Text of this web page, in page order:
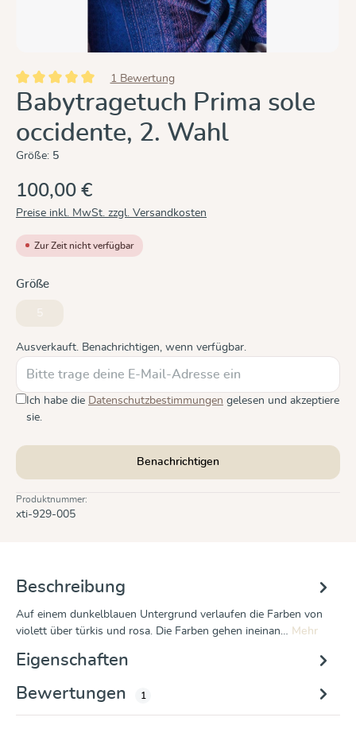
Durchschnittliche Bewertung von 5 von 5 Sternen
1 Bewertung
Babytragetuch Prima sole
occidente, 2. Wahl
Größe: 5
100,00 €
Preise inkl. MwSt. zzgl. Versandkosten
Zur Zeit nicht verfügbar
Größeauswählen
5
Ausverkauft. Benachrichtigen, wenn verfügbar.
Ich habe die Datenschutzbestimmungen gelesen und akzeptiere
sie.
Benachrichtigen
Produktnummer:
xti-929-005
Beschreibung
Auf einem dunkelblauen Untergrund verlaufen die Farben von
violett über türkis und rosa. Die Farben gehen ineinan… Mehr
Eigenschaften
Bewertungen
1